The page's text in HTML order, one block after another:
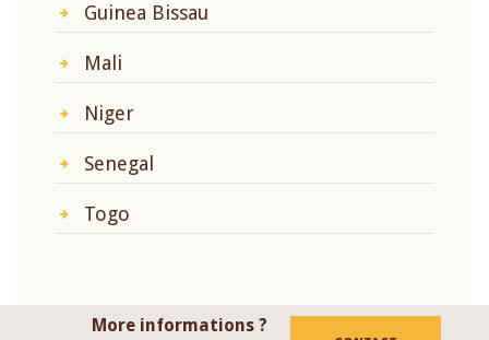
Guinea Bissau
Mali
Niger
Senegal
Togo
More informations ?